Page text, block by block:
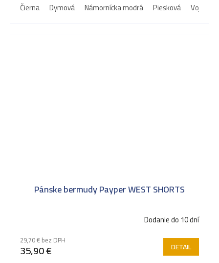
Čierna
Dymová Námornícka modrá Piesková
Pánske bermudy Payper WEST SHORTS
Dodanie do 10 dní
29,70 € bez DPH
35,90 € DETAIL